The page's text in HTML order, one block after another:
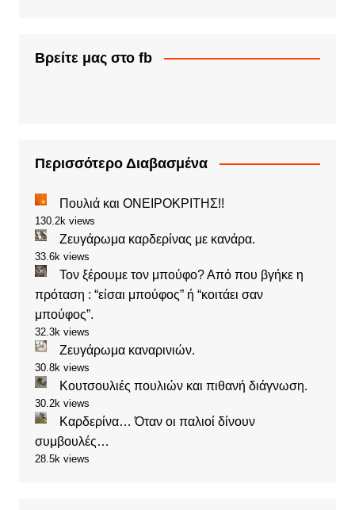
Βρείτε μας στο fb
Περισσότερο Διαβασμένα
Πουλιά και ΟΝΕΙΡΟΚΡΙΤΗΣ!!
130.2k views
Ζευγάρωμα καρδερίνας με κανάρα.
33.6k views
Τον ξέρουμε τον μπούφο? Από που βγήκε η
πρόταση : “είσαι μπούφος” ή “κοιτάει σαν
μπούφος”.
32.3k views
Ζευγάρωμα καναρινιών.
30.8k views
Κουτσουλιές πουλιών και πιθανή διάγνωση.
30.2k views
Καρδερίνα… Όταν οι παλιοί δίνουν
συμβουλές…
28.5k views